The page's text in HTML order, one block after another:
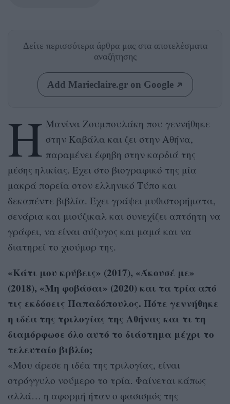
Δείτε περισσότερα άρθρα μας στα αποτελέσματα
αναζήτησης
Add Marieclaire.gr on Google
Η Μανίνα Ζουμπουλάκη που γεννήθηκε
στην Καβάλα και ζει στην Αθήνα,
παραμένει έφηβη στην καρδιά της
μέσης ηλικίας. Έχει στο βιογραφικό της μία
μακρά πορεία στον ελληνικό Τύπο και
δεκαπέντε βιβλία. Έχει γράψει μυθιστορήματα,
σενάρια και μιούζικαλ και συνεχίζει απτόητη να
γράφει, να είναι σύζυγος και μαμά και να
διατηρεί το χιούμορ της.
«Κάτι μου κρύβεις» (2017), «Άκουσέ με»
(2018), «Μη φοβάσαι» (2020) και τα τρία από
τις εκδόσεις Παπαδόπουλος. Πότε γεννήθηκε
η ιδέα της τριλογίας της Αθήνας και τι τη
διαμόρφωσε όλο αυτό το διάστημα μέχρι το
τελευταίο βιβλίο;
«Μου άρεσε η ιδέα της τριλογίας, είναι
στρόγγυλο νούμερο το τρία. Φαίνεται κάπως
αλλά… η αφορμή ήταν ο φασισμός της